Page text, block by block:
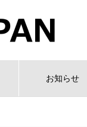
お知らせ